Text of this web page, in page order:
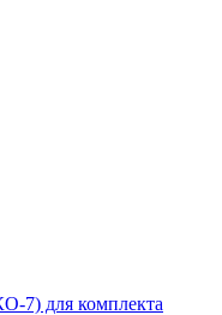
для комплекта